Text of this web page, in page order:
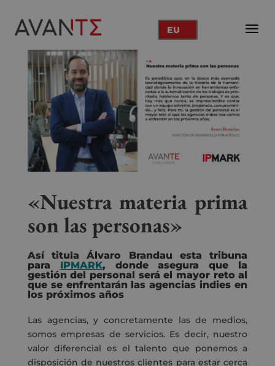
EU
«Nuestra materia prima
son las personas»
Así titula Álvaro Brandau esta tribuna
para IPMARK, donde asegura que la
gestión del personal será el mayor reto al
que se enfrentarán las agencias indies en
los próximos años
Las agencias, y concretamente las de medios,
somos empresas de servicios. Es decir, nuestro
valor diferencial es el talento que ponemos a
disposición de nuestros clientes para estar cerca